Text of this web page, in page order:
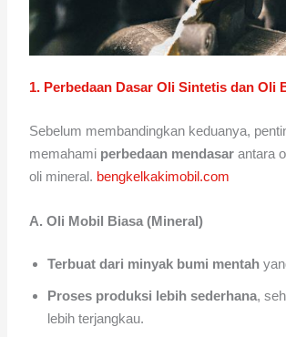
1. Perbedaan Dasar Oli Sintetis dan Oli
Sebelum membandingkan keduanya,
memahami perbedaan mendasar antara
oli mineral. bengkelkakimobil.com
A. Oli Mobil Biasa (Mineral)
Terbuat dari minyak bumi mentah
Proses produksi lebih sederhana,
lebih terjangkau.